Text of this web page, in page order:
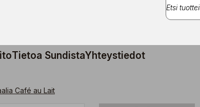
Tietoa SundistaYhteystiedot
Café au Lait